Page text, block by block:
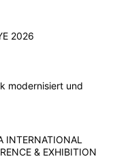
2026
modernisiert und
INTERNATIONAL
& EXHIBITION